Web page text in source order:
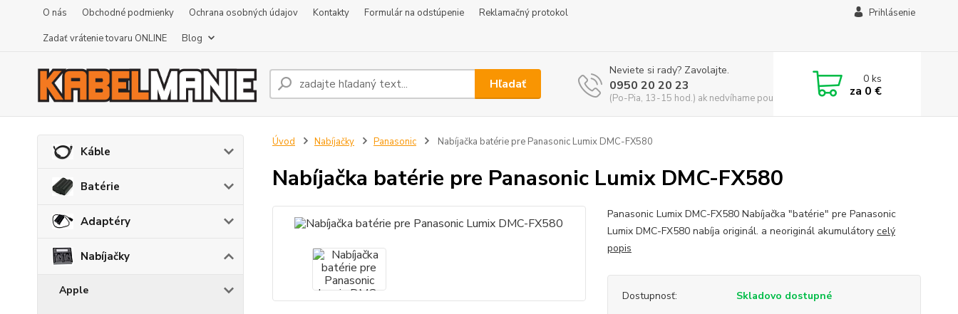
O nás Obchodné podmienky Ochrana osobných údajov Kontakty Formulár na odstúpenie
Reklamačný protokol
Zadať vrátenie tovaru ONLINE
Blog
Prihlásenie
Hľadať
Neviete si rady? Zavolajte.
0950 20 20 23
(Po-Pia, 13-15 hod.) ak nedvíhame použite CHATBOX
0ks
za 0 €
Káble
Batérie
Adaptéry
Nabíjačky
Apple
Úvod Nabíjačky Panasonic Nabíjačka batérie pre Panasonic Lumix DMC-FX580
Nabíjačka batérie pre Panasonic Lumix DMC-FX580
Panasonic Lumix DMC-FX580 Nabíjačka "batérie" pre Panasonic
Lumix DMC-FX580 nabíja originál. a neoriginál akumulátory celý
popis
Dostupnosť: Skladovo dostupné